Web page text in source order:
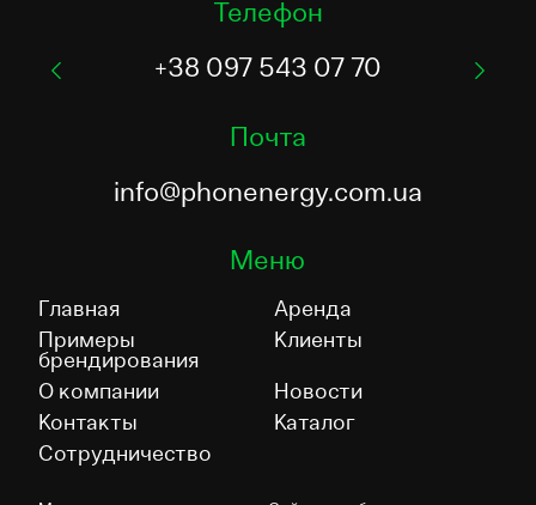
Телефон
+38 097 543 07 70
Почта
info@phonenergy.com.ua
Меню
Главная
Аренда
Примеры
брендирования
Клиенты
О компании
Новости
Контакты
Каталог
Сотрудничество